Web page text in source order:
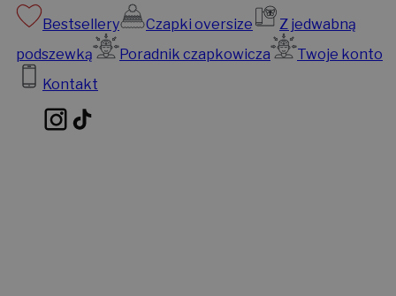
Bestsellery Czapki oversize
Z jedwabną
podszewką
Poradnik czapkowicza
Twoje konto
Kontakt